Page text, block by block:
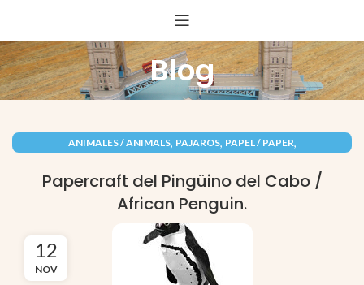
Blog
ANIMALES / ANIMALS, PAJAROS, PAPEL / PAPER,
Papercraft del Pingüino del Cabo /
African Penguin.
12
NOV